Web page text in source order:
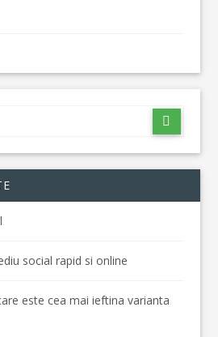
social rapid si online
este cea mai ieftina varianta